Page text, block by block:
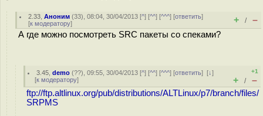
2.33 ,Аноним (33), 08:04, 30/04/2013 [^] [^^] [^^^] [ответить]
[к модератору] + / –
А где можно посмотреть SRC пакеты со спеками?
3.45 ,demo (??), 09:55, 30/04/2013 [^] [^^] [^^^] [ответить][↓]
[к модератору]
+1
+ / –
ftp://ftp.altlinux.org/pub/distributions/ALTLinux/p7/branch/files/
SRPMS